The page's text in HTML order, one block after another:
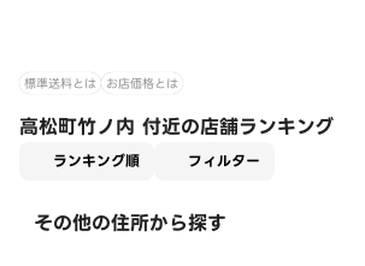
標準送料とは お店価格とは
高松町竹ノ内 付近の店舗ランキング
ランキング順 フィルター
その他の住所から探す